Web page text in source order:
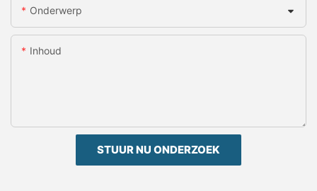
Onderwerp
Inhoud
STUUR NU ONDERZOEK